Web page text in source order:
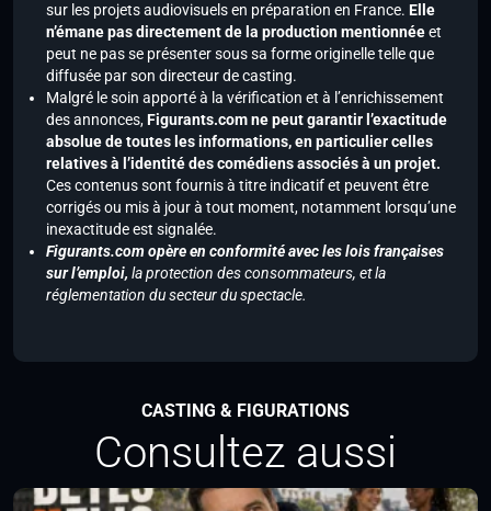
sur les projets audiovisuels en préparation en France. Elle
n’émane pas directement de la production mentionnéeet
peut ne pas se présenter sous sa forme originelle telle que
diffusée par son directeur de casting.
Malgré le soin apporté à la vérification et à l’enrichissement
des annonces,Figurants.com ne peut garantir l’exactitude
absolue de toutes les informations, en particulier celles
relatives à l’identité des comédiens associés à un projet.
Ces contenus sont fournis à titre indicatif et peuvent être
corrigés ou mis à jour à tout moment, notamment lorsqu’une
inexactitude est signalée.
Figurants.com opère en conformité avec les lois françaises
sur l’emploi, la protection des consommateurs, et la
réglementation du secteur du spectacle.
CASTING & FIGURATIONS
Consultez aussi